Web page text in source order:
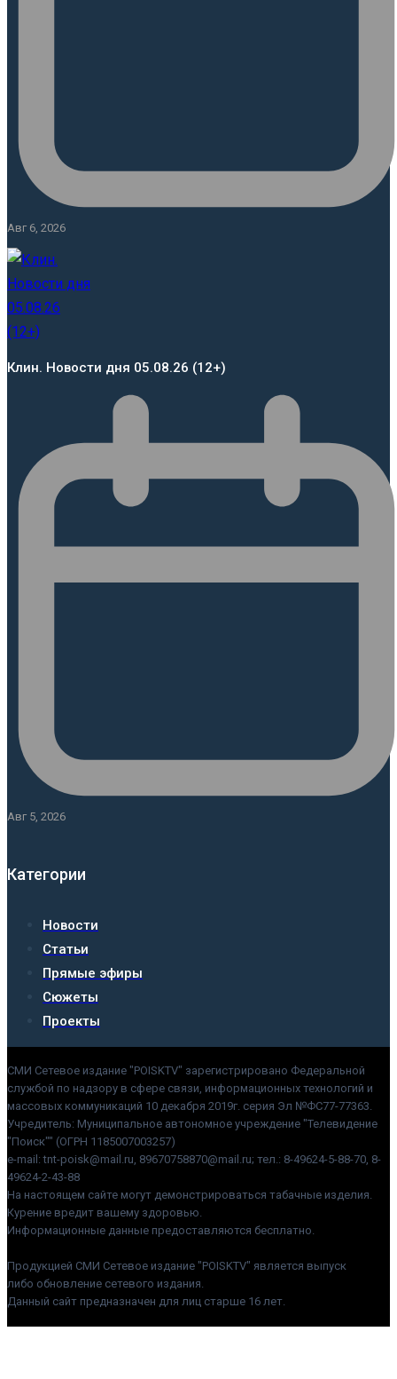
Авг 6, 2026
Клин. Новости дня 05.08.26 (12+)
Авг 5, 2026
Категории
Новости
Статьи
Прямые эфиры
Сюжеты
Проекты
СМИ Сетевое издание "POISKTV" зарегистрировано Федеральной
службой по надзору в сфере связи, информационных технологий и
массовых коммуникаций 10 декабря 2019г. серия Эл №ФС77-77363.
Учредитель: Муниципальное автономное учреждение "Телевидение
"Поиск"" (ОГРН 1185007003257)
e-mail: tnt-poisk@mail.ru, 89670758870@mail.ru; тел.: 8-49624-5-88-70, 8-
49624-2-43-88
На настоящем сайте могут демонстрироваться табачные изделия.
Курение вредит вашему здоровью.
Информационные данные предоставляются бесплатно.
Продукцией СМИ Сетевое издание "POISKTV" является выпуск
либо обновление сетевого издания.
Данный сайт предназначен для лиц старше 16 лет.